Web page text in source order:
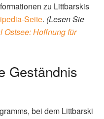
zu Littbarskis
Seite. (Lesen Sie
Ostsee: Hoffnung für
Geständnis
bei dem Littbarski